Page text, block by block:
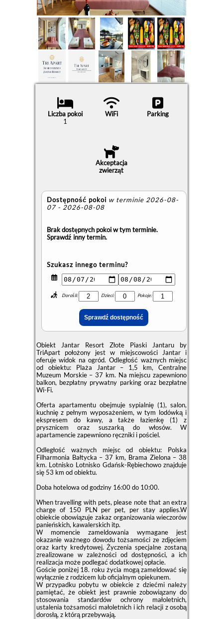
Liczba pokoi
1
WiFi Parking
Akceptacja
zwierząt
Dostępność pokoi w terminie 2026-08-
07 - 2026-08-08
Brak dostępnych pokoi w tym terminie.
Sprawdź inny termin.
Szukasz innego terminu?
Dorośli: Dzieci: Pokoje:
Obiekt Jantar Resort Złote Piaski Jantaru by
TriApart położony jest w miejscowości Jantar i
oferuje widok na ogród. Odległość ważnych miejsc
od obiektu: Plaża Jantar – 1,5 km, Centralne
Muzeum Morskie – 37 km. Na miejscu zapewniono
balkon, bezpłatny prywatny parking oraz bezpłatne
Wi-Fi.
Oferta apartamentu obejmuje sypialnię (1), salon,
kuchnię z pełnym wyposażeniem, w tym lodówką i
ekspresem do kawy, a także łazienkę (1) z
prysznicem oraz suszarką do włosów. W
apartamencie zapewniono ręczniki i pościel.
Odległość ważnych miejsc od obiektu: Polska
Filharmonia Bałtycka – 37 km, Brama Zielona – 38
km. Lotnisko Lotnisko Gdańsk-Rębiechowo znajduje
się 53 km od obiektu.
Doba hotelowa od godziny 16:00do 10:00.
When travelling with pets, please note that an extra
charge of 150 PLN per pet, per stay applies.W
obiekcie obowiązuje zakaz organizowania wieczorów
panieńskich, kawalerskich itp.
W momencie zameldowania wymagane jest
okazanie ważnego dowodu tożsamości ze zdjęciem
oraz karty kredytowej. Życzenia specjalne zostaną
zrealizowane w zależności od dostępności, a ich
realizacja może podlegać dodatkowej opłacie.
Goście poniżej 18. roku życia mogą zameldować się
wyłącznie z rodzicem lub oficjalnym opiekunem.
W przypadku pobytu w obiekcie z dziećmi należy
pamiętać, że obiekt jest prawnie zobowiązany do
stosowania standardów ochrony małoletnich,
ustalenia tożsamości małoletnich i ich relacji z osobą
dorosłą, z którą przebywają.